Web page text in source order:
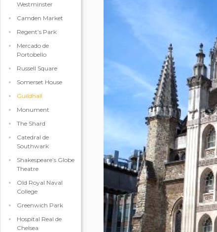
Westminster
Camden Market
Regent’s Park
Mercado de
Portobello
Russell Square
Somerset House
Guildhall
Monument
The Shard
Catedral de
Southwark
Shakespeare’s Globe
Theatre
Old Royal Naval
College
Greenwich Park
Hospital Real de
Chelsea